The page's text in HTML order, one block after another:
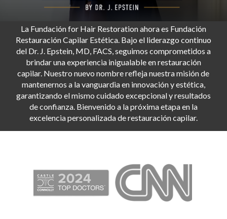
La Fundación for Hair Restoration ahora es Fundación
Restauración Capilar Estética. Bajo el liderazgo continuo
del Dr. J. Epstein, MD, FACS, seguimos comprometidos a
brindar una experiencia inigualable en restauración
capilar. Nuestro nuevo nombre refleja nuestra misión de
mantenernos a la vanguardia en innovación y estética,
garantizando el mismo cuidado excepcional y resultados
de confianza. Bienvenido a la próxima etapa en la
excelencia personalizada de restauración capilar.